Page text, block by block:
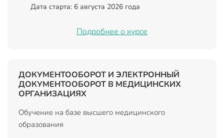
Дата старта: 6 августа 2026 года
Подробнее о курсе
ДОКУМЕНТООБОРОТ И ЭЛЕКТРОННЫЙ
ДОКУМЕНТООБОРОТ В МЕДИЦИНСКИХ
ОРГАНИЗАЦИЯХ
Обучение на базе высшего медицинского
образования